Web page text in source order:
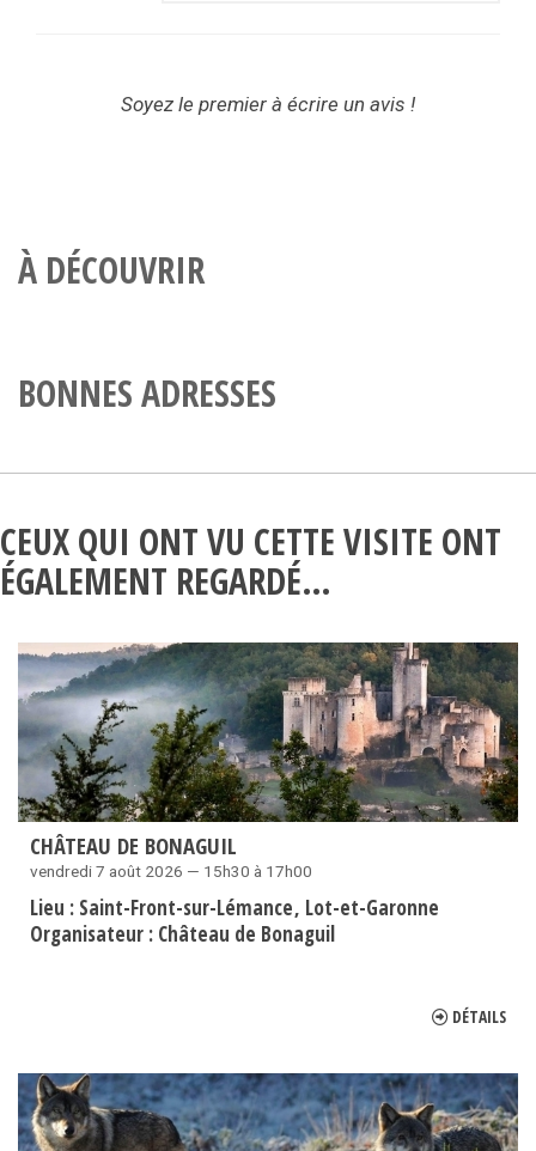
Soyez le premier à écrire un avis !
À DÉCOUVRIR
BONNES ADRESSES
CEUX QUI ONT VU CETTE VISITE ONT
ÉGALEMENT REGARDÉ…
CHÂTEAU DE BONAGUIL
vendredi 7 août 2026 — 15h30 à 17h00
Lieu : Saint-Front-sur-Lémance Lot-et-Garonne
Organisateur : Château de Bonaguil
DÉTAILS